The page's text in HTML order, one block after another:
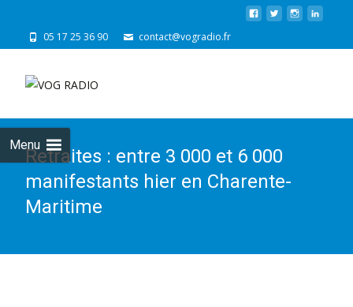
05 17 25 36 90 contact@vogradio.fr
Menu
Retraites : entre 3 000 et 6 000
manifestants hier en Charente-
Maritime